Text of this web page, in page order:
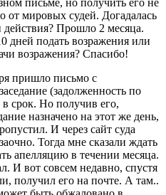
от мировых судей. Догадалась
Прошло 2 месяца.
дней подать возражения или
возражения? Спасибо!
пришло письмо с
(задолженность по
в срок. Но получив его,
назначено на этот же день,
И через сайт суда
Тогда мне сказали ждать
апелляцию в течении месяца.
И вот совсем недавно, спустя
получил его на почте. А там..